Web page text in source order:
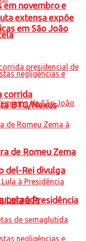
em novembro e
del-Rei divulga
extensa expõe
em São João
corrida
BTG/Nexus
de Romeu Zema
Lula à Presidência